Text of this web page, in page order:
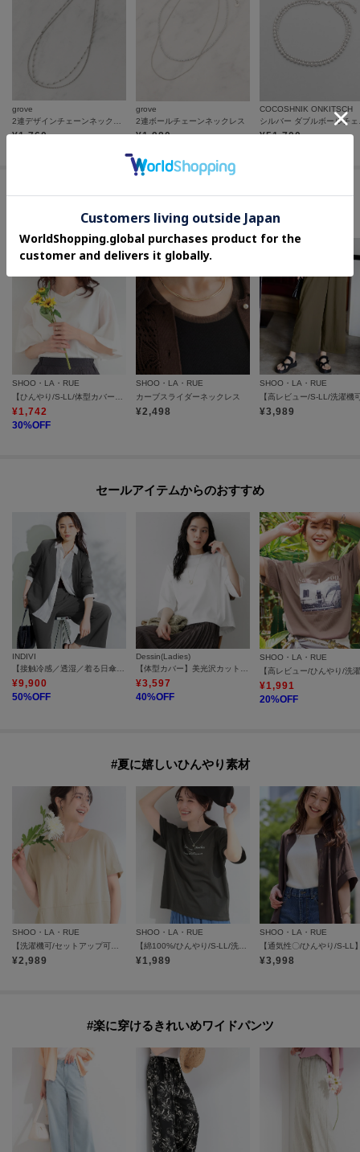
grove
¥1,760
grove
2連ボールチェーンネックレス
¥1,980
COCOSHNIK ONKITSCH
¥51,700
この商品を見た人はコチラの商品も
チェックしています
SHOO・LA・RUE
¥1,742
30%OFF
SHOO・LA・RUE
カーブスライダーネックレス
¥2,498
SHOO・LA・RUE
¥3,989
セールアイテムからのおすすめ
INDIVI
【接触冷感／透湿／着る日傘】ノーカラージャケット
¥9,900
50%OFF
Dessin(Ladies)
【体型カバー】美光沢カットソーボクシーシルエット
¥3,597
40%OFF
SHOO・LA・RUE
¥1,991
20%OFF
#夏に嬉しいひんやり素材
SHOO・LA・RUE
¥2,989
SHOO・LA・RUE
¥1,989
SHOO・LA・RUE
¥3,998
#楽に穿けるきれいめワイドパンツ